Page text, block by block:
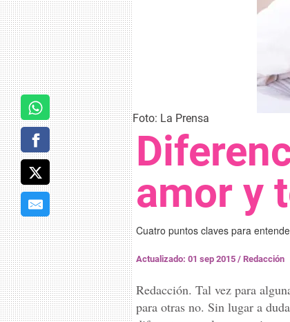
Foto: La Prensa
amor y
Cuatro puntos claves para
Actualizado: 01 sep 2015 / Redacción
Redacción. Tal vez para
para otras no. Sin lugar a